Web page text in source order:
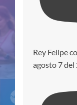
Rey Felipe
agosto 7 del